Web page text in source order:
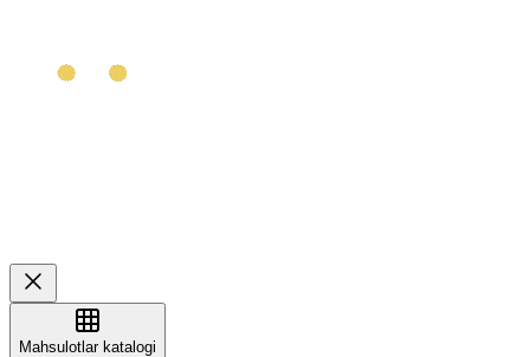
Mahsulotlar katalogi